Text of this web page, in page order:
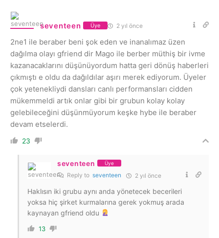
seventeen Üye 2 yıl önce
2ne1 ile beraber beni şok eden ve inanalımaz üzen
dağılma olayı gfriend dir Mago ile berber müthiş bir ivme
kazanacaklarını düşünüyordum hatta geri dönüş haberleri
çıkmıştı e oldu da dağıldılar aşırı merek ediyorum. Üyeler
çok yetenekliydi dansları canlı performansları cidden
mükemmeldi artık onlar gibi bir grubun kolay kolay
gelebileceğini düşünmüyorum keşke hybe ile beraber
devam etselerdi.
23
seventeen Üye
Reply to seventeen 2 yıl önce
Haklısın iki grubu aynı anda yönetecek becerileri
yoksa hiç şirket kurmalarına gerek yokmuş arada
kaynayan gfriend oldu
13